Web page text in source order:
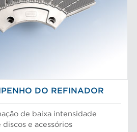
DO REFINADOR
de baixa intensidade
e acessórios